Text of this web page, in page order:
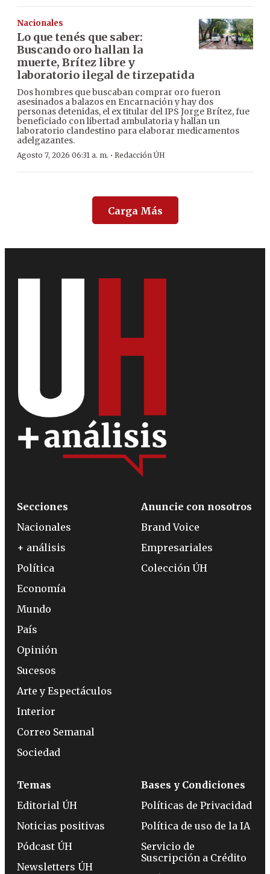
Nacionales
Lo que tenés que saber:
Buscando oro hallan la
muerte, Brítez libre y
laboratorio ilegal de tirzepatida
Dos hombres que buscaban comprar oro fueron
asesinados a balazos en Encarnación y hay dos
personas detenidas, el ex titular del IPS Jorge Brítez, fue
beneficiado con libertad ambulatoria y hallan un
laboratorio clandestino para elaborar medicamentos
adelgazantes.
Agosto 7, 2026 06:31 a. m. · Redacción ÚH
Carga Más
Secciones
Nacionales
+ análisis
Política
Economía
Mundo
País
Opinión
Sucesos
Arte y Espectáculos
Interior
Correo Semanal
Sociedad
Anuncie con nosotros
Brand Voice
Empresariales
Colección ÚH
Temas
Editorial ÚH
Noticias positivas
Pódcast ÚH
Newsletters ÚH
Bases y Condiciones
Políticas de Privacidad
Política de uso de la IA
Servicio de
Suscripción a Crédito